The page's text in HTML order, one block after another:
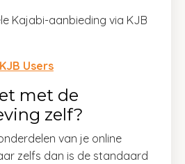
Kajabi-aanbieding via KJB
Users
met de
zelf?
van je online
zelfs dan is de standaard